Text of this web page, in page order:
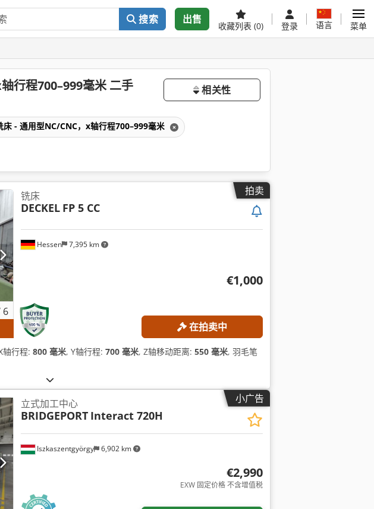
搜索 出售
收藏列表 (0) 登录 语言 菜单
行程700–999毫米 二手 相关性
床 - 通用型NC/CNC，x轴行程700–999毫米
拍卖
6
Hessen 7,395 km
铣床
DECKEL FP 5 CC
€1,000
在拍卖中
轴行程: 800 毫米, Y轴行程: 700 毫米, Z轴移动距离: 550 毫米, 羽毛笔
小广告
Iszkaszentgyörgy 6,902 km
立式加工中心
BRIDGEPORT Interact 720H
€2,990
EXW 固定价格 不含增值税